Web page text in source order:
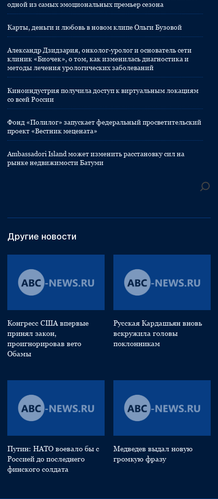
одной из самых эмоциональных премьер сезона
Карты, деньги и любовь в новом клипе Ольги Бузовой
Александр Дзидзария, онколог-уролог и основатель сети
клиник «Биочек», о том, как изменилась диагностика и
методы лечения урологических заболеваний
Киноиндустрия получила доступ к виртуальным локациям
со всей России
Фонд «Полилог» запускает федеральный просветительский
проект «Вестник мецената»
Ambassadori Island может изменить расстановку сил на
рынке недвижимости Батуми
Другие новости
Конгресс США впервые
принял закон,
проигнорировав вето
Обамы
Русская Кардашьян вновь
вскружила головы
поклонникам
Путин: НАТО воевало бы с
Россией до последнего
финского солдата
Медведев выдал новую
громкую фразу